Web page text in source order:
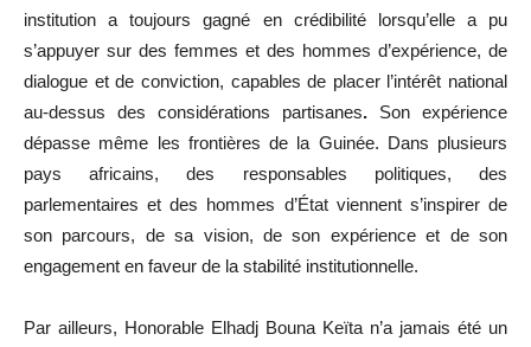
institution a toujours gagné en crédibilité lorsqu’elle a pu
s’appuyer sur des femmes et des hommes d’expérience, de
dialogue et de conviction, capables de placer l’intérêt national
au-dessus des considérations partisanes. Son expérience
dépasse même les frontières de la Guinée. Dans plusieurs
pays africains, des responsables politiques, des
parlementaires et des hommes d’État viennent s’inspirer de
son parcours, de sa vision, de son expérience et de son
engagement en faveur de la stabilité institutionnelle.
Par ailleurs, Honorable Elhadj Bouna Keïta n’a jamais été un